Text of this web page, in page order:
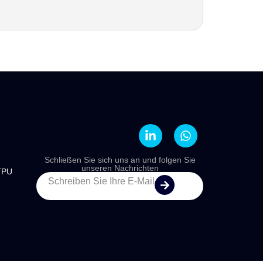
Schließen Sie sich uns an und folgen Sie
unseren Nachrichten
Schreiben Sie Ihre E-Mail